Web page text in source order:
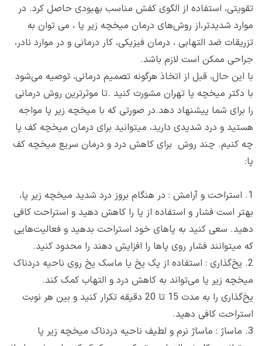
تقویتی، استفاده از الگوی کفش مناسب بهبودی حاصل کرد. در
موارد شدیدتر،از روش‌های درمان میخچه زیر پا ، می توان به
تزریقات ضد التهابی ، درمان فیزیکی، کار درمانی و در موارد نادر،
جراحی ممکن است لازم باشد.
با این حال، قبل از اتخاذ هرگونه تصمیم درمانی، توصیه می‌شود
با دکتر میخچه پا تهران مشورت کنید .تا موثرترین روش درمانی
را برای شما پیشنهاد دهد.در صورتی که با میخچه زیر پا مواجه
هستید و درد شدیدی دارید، میتوانید برای درمان میخچه کف پا
چه کنیم. چند روش برای کاهش درد و درمان سریع میخچه کف
پا:
1. استراحت و آرامش : در هنگام بروز درد شدید میخچه زیر پا،
بهتر است فشار و استفاده از پا را کاهش دهید و استراحت کافی
دهید. سعی کنید به پاهای خود استراحت بدهید و فعالیت‌هایی
که میتوانند فشار روی پاها را افزایش دهند را محدود کنید.
2. یخ‌گذاری : استفاده از پک یخ یا ماسک یخ روی ناحیه دردناک
میخچه زیر پا می‌تواند به کاهش درد و التهاب کمک کند.
یخ‌گذاری را به مدت 15 تا 20 دقیقه تکرار کنید و بین هر نوبت
استراحت کافی دهید.
3. ماساژ : ماساژ نرم و لطیف ناحیه دردناک میخچه زیر پا